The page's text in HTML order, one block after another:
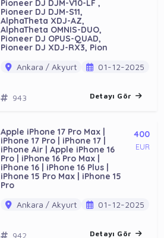
Pioneer DJ DJM-V10-LF ,
Pioneer DJ DJM-S11,
AlphaTheta XDJ-AZ,
AlphaTheta OMNIS-DUO,
Pioneer DJ OPUS-QUAD,
Pioneer DJ XDJ-RX3, Pion
Ankara / Akyurt 01-12-2025
943 Detayı Gör
Apple iPhone 17 Pro Max |
iPhone 17 Pro | iPhone 17 |
iPhone Air | Apple iPhone 16
Pro | iPhone 16 Pro Max |
iPhone 16 | iPhone 16 Plus |
iPhone 15 Pro Max | iPhone 15
Pro
400
EUR
Ankara / Akyurt 01-12-2025
942 Detayı Gör